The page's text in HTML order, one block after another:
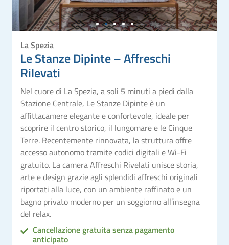
La Spezia
Le Stanze Dipinte – Affreschi
Rilevati
Nel cuore di La Spezia, a soli 5 minuti a piedi dalla
Stazione Centrale, Le Stanze Dipinte è un
affittacamere elegante e confortevole, ideale per
scoprire il centro storico, il lungomare e le Cinque
Terre. Recentemente rinnovata, la struttura offre
accesso autonomo tramite codici digitali e Wi-Fi
gratuito. La camera Affreschi Rivelati unisce storia,
arte e design grazie agli splendidi affreschi originali
riportati alla luce, con un ambiente raffinato e un
bagno privato moderno per un soggiorno all’insegna
del relax.
Cancellazione gratuita senza pagamento
anticipato